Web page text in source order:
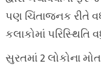
પણ ચિંતાજનક રીતે
કલાકોમાં
સુરતમાં 2 લોકોના